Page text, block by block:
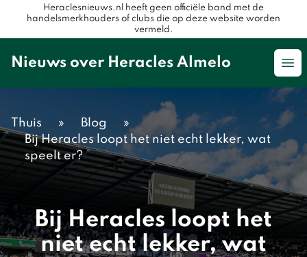
Heraclesnieuws.nl heeft geen officiële band met de
handelsmerkhouders of clubs die op deze website worden
vermeld.
Nieuws over Heracles Almelo
Thuis » Blog
»
Bij Heracles loopt het niet echt lekker, wat
speelt er?
Bij Heracles loopt het
niet echt lekker, wat